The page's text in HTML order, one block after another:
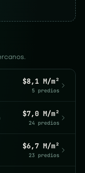
$8,1 M/m²
5 predios
$7,0 M/m²
24 predios
$6,7 M/m²
23 predios